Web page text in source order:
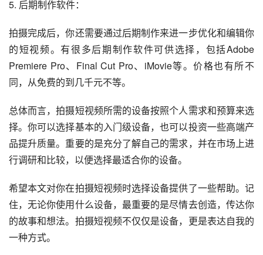
5. 后期制作软件：
拍摄完成后，你还需要通过后期制作来进一步优化和编辑你
的短视频。有很多后期制作软件可供选择，包括Adobe
Premiere Pro、Final Cut Pro、iMovie等。价格也有所不
同，从免费的到几千元不等。
总体而言，拍摄短视频所需的设备按照个人需求和预算来选
择。你可以选择基本的入门级设备，也可以投资一些高端产
品提升质量。重要的是充分了解自己的需求，并在市场上进
行调研和比较，以便选择最适合你的设备。
希望本文对你在拍摄短视频时选择设备提供了一些帮助。记
住，无论你使用什么设备，最重要的是尽情去创造，传达你
的故事和想法。拍摄短视频不仅仅是设备，更是表达自我的
一种方式。